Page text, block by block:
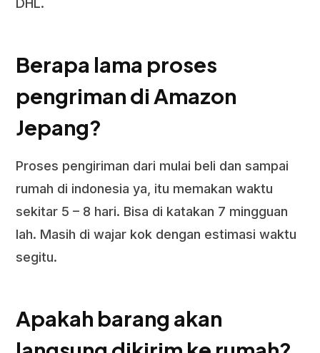
Berapa lama proses
pengriman di Amazon
Jepang?
Proses pengiriman dari mulai beli dan sampai
rumah di indonesia ya, itu memakan waktu
sekitar 5 – 8 hari. Bisa di katakan 7 mingguan
lah. Masih di wajar kok dengan estimasi waktu
segitu.
Apakah barang akan